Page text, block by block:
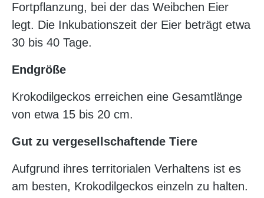
Fortpflanzung, bei der das Weibchen Eier
legt. Die Inkubationszeit der Eier beträgt etwa
30 bis 40 Tage.
Endgröße
Krokodilgeckos erreichen eine Gesamtlänge
von etwa 15 bis 20 cm.
Gut zu vergesellschaftende Tiere
Aufgrund ihres territorialen Verhaltens ist es
am besten, Krokodilgeckos einzeln zu halten.